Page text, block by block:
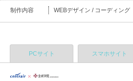
制作内容 WEBデザイン / コーディング
PCサイト スマホサイト